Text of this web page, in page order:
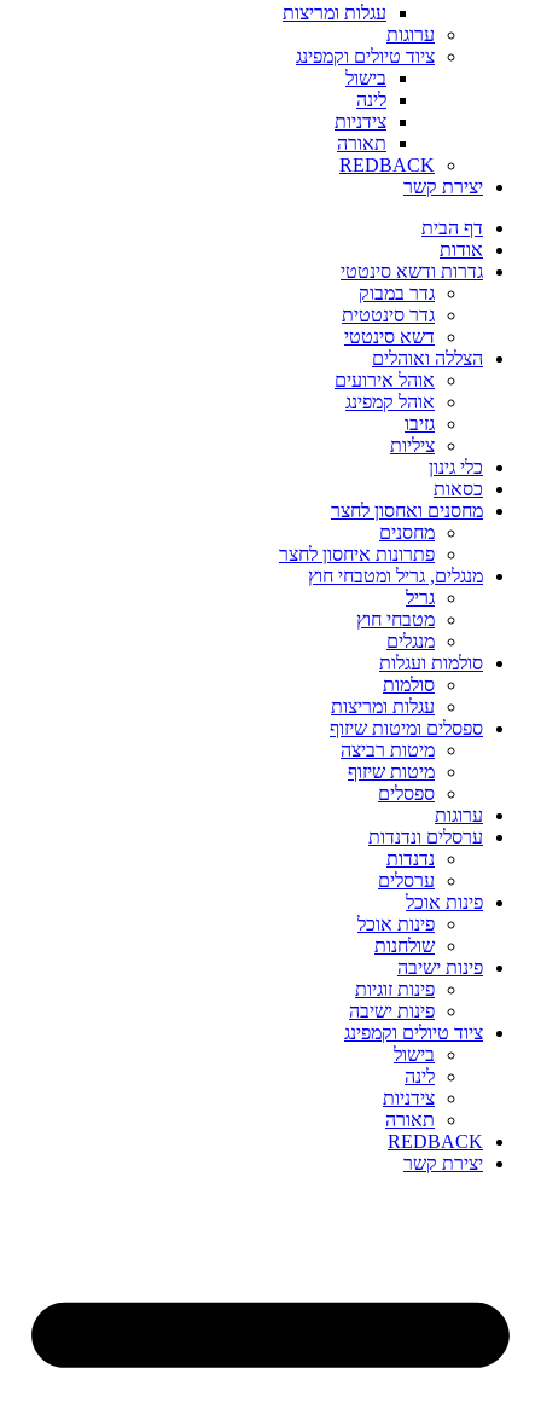
עגלות ומריצות
ערוגות
ציוד טיולים וקמפינג
בישול
לינה
צידניות
תאורה
REDBACK
יצירת קשר
דף הבית
אודות
גדרות ודשא סינטטי
גדר במבוק
גדר סינטטית
דשא סינטטי
הצללה ואוהלים
אוהל אירועים
אוהל קמפינג
גזיבו
ציליות
כלי גינון
כסאות
מחסנים ואחסון לחצר
מחסנים
פתרונות איחסון לחצר
מנגלים, גריל ומטבחי חוץ
גריל
מטבחי חוץ
מנגלים
סולמות ועגלות
סולמות
עגלות ומריצות
ספסלים ומיטות שיזוף
מיטות רביצה
מיטות שיזוף
ספסלים
ערוגות
ערסלים ונדנדות
נדנדות
ערסלים
פינות אוכל
פינות אוכל
שולחנות
פינות ישיבה
פינות זוגיות
פינות ישיבה
ציוד טיולים וקמפינג
בישול
לינה
צידניות
תאורה
REDBACK
יצירת קשר